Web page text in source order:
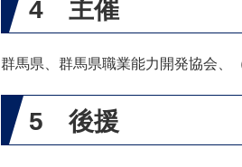
4 主催
群馬県、群馬県職業能力開発協会、
5 後援